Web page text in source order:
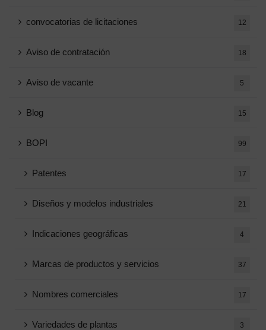
convocatorias de licitaciones 12
Aviso de contratación 18
Aviso de vacante 5
Blog 15
BOPI 99
Patentes 17
Diseños y modelos industriales 21
Indicaciones geográficas 4
Marcas de productos y servicios 37
Nombres comerciales 17
Variedades de plantas 3